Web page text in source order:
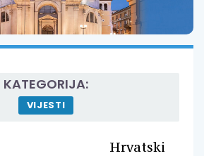
KATEGORIJA:
VIJESTI
Hrvatski